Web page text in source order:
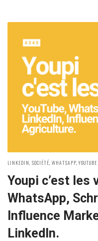
POSTED
LINKEDIN, SOCIÉTÉ, WHATSAPP,YOUTUBE
Youpi c’est les
WhatsApp,
Influence
LinkedIn.